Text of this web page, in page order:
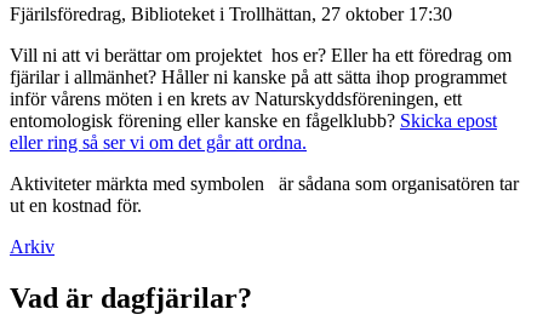
Fjärilsföredrag, Biblioteket i Trollhättan, 27 oktober 17:30
Vill ni att vi berättar om projektet hos er? Eller ha ett föredrag om
fjärilar i allmänhet? Håller ni kanske på att sätta ihop programmet
inför vårens möten i en krets av Naturskyddsföreningen, ett
entomologisk förening eller kanske en fågelklubb? Skicka epost
eller ring så ser vi om det går att ordna.
Aktiviteter märkta med symbolen
är sådana som organisatören tar
ut en kostnad för.
Arkiv
Vad är dagfjärilar?